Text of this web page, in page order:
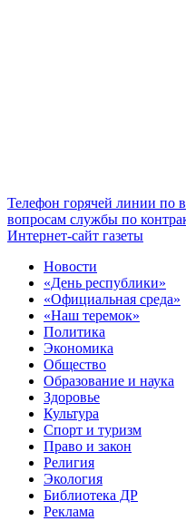
Телефон горячей линии по
вопросам службы по
Интернет-сайт газеты
Новости
«День республики»
«Официальная среда»
«Наш теремок»
Политика
Экономика
Общество
Образование и наука
Здоровье
Культура
Спорт и туризм
Право и закон
Религия
Экология
Библиотека ДР
Реклама